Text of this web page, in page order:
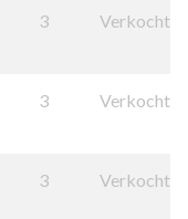
3 Verkocht
3 Verkocht
3 Verkocht